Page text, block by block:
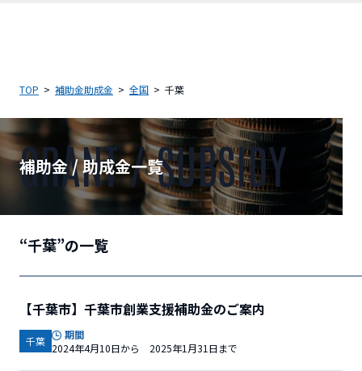
TOP 補助金助成金 全国 千葉
補助金 / 助成金一覧
GRANT / SUBSIDY
“千葉”の一覧
【千葉市】千葉市創業支援補助金のご案内
千葉
期間
2024年4月10日から 2025年1月31日まで